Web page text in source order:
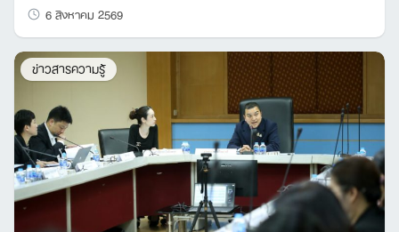
6 สิงหาคม 2569
ข่าวสารความรู้